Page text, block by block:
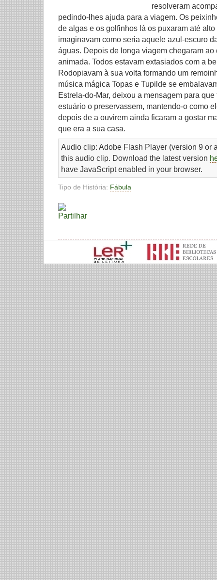
resolveram
pedindo-lhes ajuda para a viagem. Os
de algas e os golfinhos lá os puxaram até
imaginavam como seria aquele azul-escuro
águas. Depois de longa viagem chegaram ao
animada. Todos estavam extasiados com a
Rodopiavam à sua volta formando um
música mágica Topas e Tupilde se
Estrela-do-Mar, deixou a mensagem para
estuário o preservassem, mantendo-o como
depois de a ouvirem ainda ficaram a gostar
que era a sua casa.
Audio clip: Adobe Flash Player (version 9 or
this audio clip. Download the latest version
have JavaScript enabled in your browser.
Tipo de História: Fábula